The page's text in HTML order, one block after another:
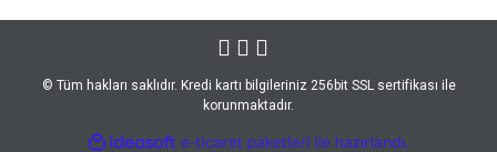
© Tüm hakları saklıdır. Kredi kartı bilgileriniz 256bit SSL sertifikası ile
korunmaktadır.
ideasoft e-